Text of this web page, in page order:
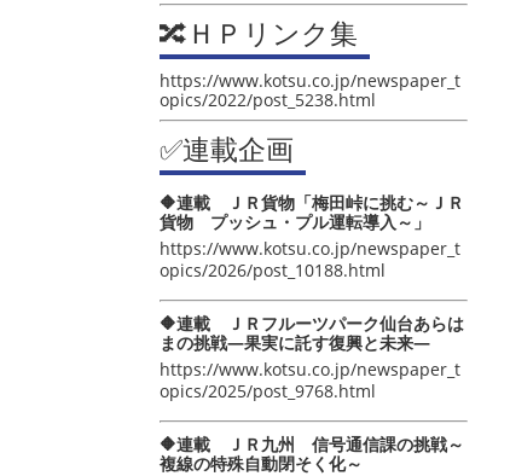
🔀ＨＰリンク集
https://www.kotsu.co.jp/newspaper_t
opics/2022/post_5238.html
✅連載企画
🔶連載 ＪＲ貨物「梅田峠に挑む～ＪＲ
貨物 プッシュ・プル運転導入～」
https://www.kotsu.co.jp/newspaper_t
opics/2026/post_10188.html
🔶連載 ＪＲフルーツパーク仙台あらは
まの挑戦―果実に託す復興と未来―
https://www.kotsu.co.jp/newspaper_t
opics/2025/post_9768.html
🔶連載 ＪＲ九州 信号通信課の挑戦～
複線の特殊自動閉そく化～